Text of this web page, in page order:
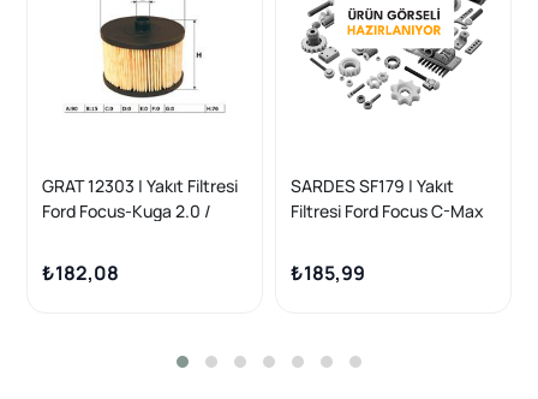
GRAT 12303 | Yakıt Filtresi
Ford Focus-Kuga 2.0 /
Citroen C4-C5 2.0 HDI /
Volvo S40-V50-C30-C70
₺182,08
SARDES SF179 | Yakıt
Filtresi Ford Focus C-Max
₺185,99